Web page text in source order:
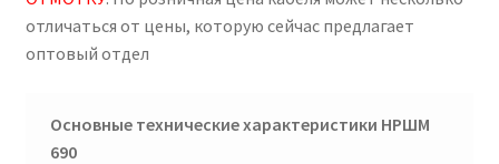
отличаться от цены, которую сейчас предлагает
оптовый отдел
Основные технические характеристики НРШМ
690